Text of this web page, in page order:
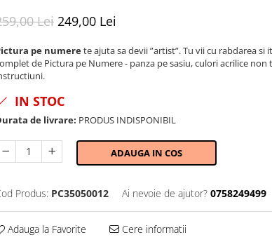
Lei 249,00 Lei
pe numerete ajuta sa devii ”artist”. Tu vii cu rabdarea
de Pictura pe Numere - panza pe sasiu, culori acrilice non
IN STOC
de livrare: PRODUS INDISPONIBIL
ADAUGA IN COS
Produs: PC35050012 Ai nevoie de ajutor? 0758249499
Adauga la Favorite Cere informatii